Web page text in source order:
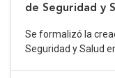
de Seguridad y
Se formalizó la
Seguridad y Salud